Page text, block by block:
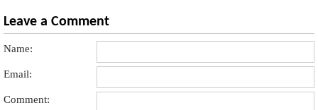
Leave a Comment
Name:
Email:
Comment: